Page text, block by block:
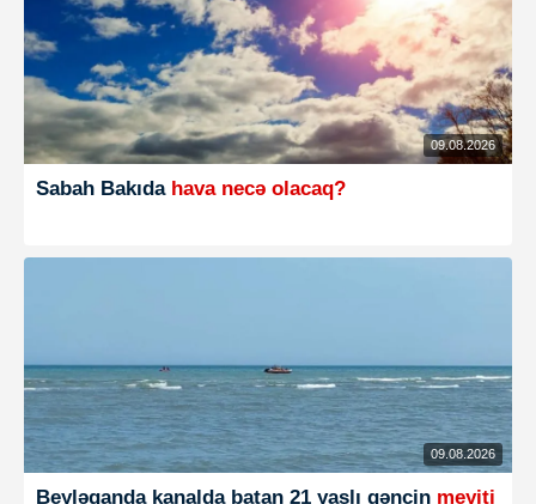
09.08.2026
Sabah Bakıda hava necə olacaq?
09.08.2026
Beyləqanda kanalda batan 21 yaşlı gəncin meyiti